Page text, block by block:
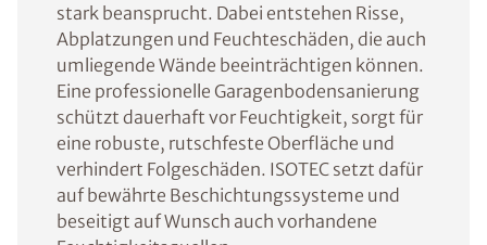
stark beansprucht. Dabei entstehen Risse,
Abplatzungen und Feuchteschäden, die auch
umliegende Wände beeinträchtigen können.
Eine professionelle Garagenbodensanierung
schützt dauerhaft vor Feuchtigkeit, sorgt für
eine robuste, rutschfeste Oberfläche und
verhindert Folgeschäden. ISOTEC setzt dafür
auf bewährte Beschichtungssysteme und
beseitigt auf Wunsch auch vorhandene